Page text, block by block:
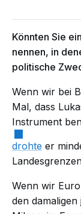
Könnten Sie
nennen, in
politische
Wenn wir bei
Mal, dass
Instrument
drohte er
Wenn wir
den